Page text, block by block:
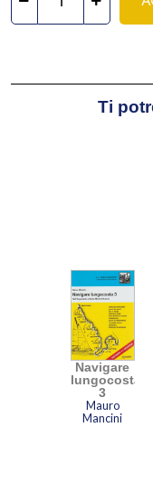
Ti
Navigare
lungocosta
3
Mauro
Mancini